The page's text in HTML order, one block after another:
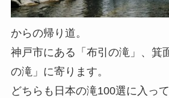
からの帰り道。
神戸市にある「布引の滝」、箕
の滝」に寄ります。
どちらも日本の滝100選に入っ